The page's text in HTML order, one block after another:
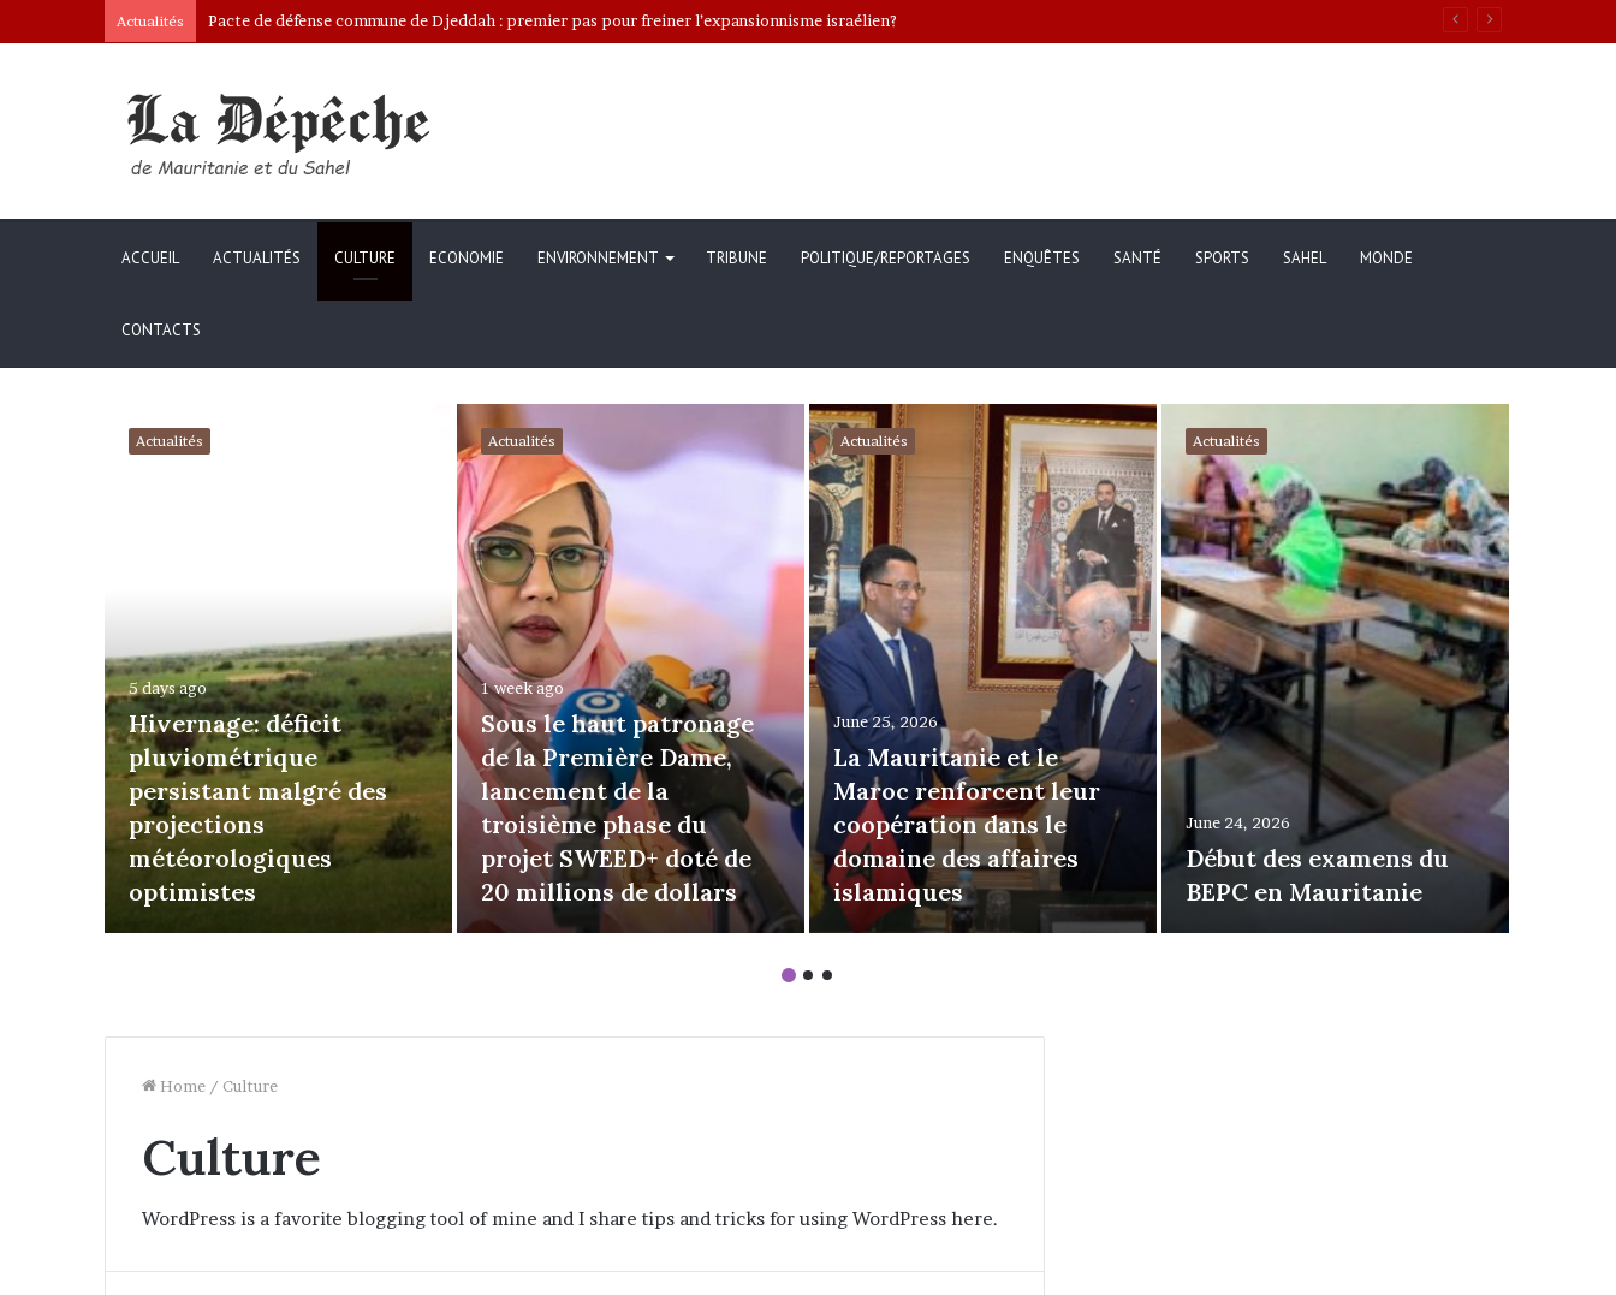
Actualités Ona: le nouveau bâtonnier installé
ACCUEIL ACTUALITÉS CULTURE ECONOMIE ENVIRONNEMENT TRIBUNE POLITIQUE/REPORTAGES ENQUÊTES SANTÉ SPORTS SAHEL MONDE
CONTACTS
Actualités
5 days ago
Hivernage: déficit
pluviométrique
persistant malgré des
projections
météorologiques
optimistes
Actualités
1 week ago
Sous le haut patronage
de la Première Dame,
lancement de la
troisième phase du
projet SWEED+ doté de
20 millions de dollars
Actualités
June 25, 2026
La Mauritanie et le
Maroc renforcent leur
coopération dans le
domaine des affaires
islamiques
Actualités
June 24, 2026
Début des examens du
BEPC en Mauritanie
Home / Culture
Culture
WordPress is a favorite blogging tool of mine and I share tips and tricks for using WordPress here.